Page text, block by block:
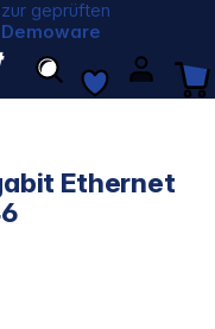
zur geprüften
Demoware
Ethernet